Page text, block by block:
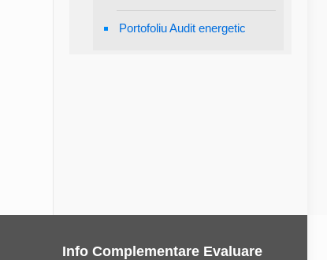
Portofoliu Audit energetic
Info Complementare Evaluare